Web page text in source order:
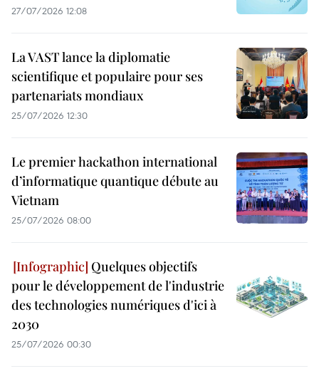
27/07/2026 12:08
La VAST lance la diplomatie
scientifique et populaire pour ses
partenariats mondiaux
25/07/2026 12:30
Le premier hackathon international
d’informatique quantique débute au
Vietnam
25/07/2026 08:00
Quelques objectifs
pour le développement de l'industrie
des technologies numériques d'ici à
2030
25/07/2026 00:30